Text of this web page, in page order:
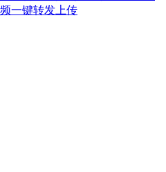
一键转发上传